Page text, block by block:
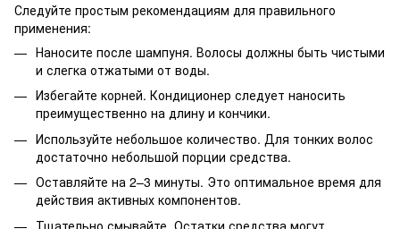
Следуйте простым рекомендациям для правильного
применения:
Наносите после шампуня. Волосы должны быть чистыми
и слегка отжатыми от воды.
Избегайте корней. Кондиционер следует наносить
преимущественно на длину и кончики.
Используйте небольшое количество. Для тонких волос
достаточно небольшой порции средства.
Оставляйте на 2–3 минуты. Это оптимальное время для
действия активных компонентов.
Тщательно смывайте. Остатки средства могут